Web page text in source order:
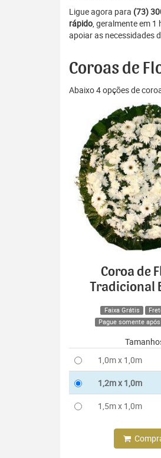
Ligue agora para (73)
rápido, geralmente em
apoiar as necessidades
Coroas de
Abaixo 4 opções de
Coroa de
Tradicional
Faixa Grátis
Pague somente
1,0m x 1,0m
1,2m x 1,0m
1,5m x 1,0m